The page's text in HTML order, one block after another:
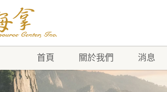
首頁 關於我們 消息